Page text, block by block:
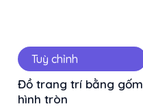
Tuỳ chỉnh
Đồ trang trí bằng gốm
hình tròn